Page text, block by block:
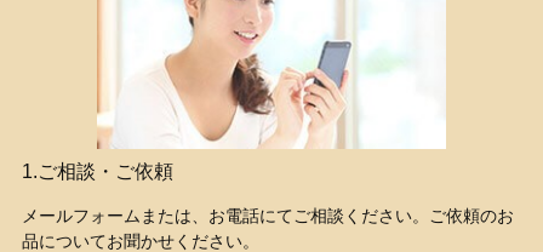
1.ご相談・ご依頼
メールフォームまたは、お電話にてご相談ください。ご依頼のお
品についてお聞かせください。